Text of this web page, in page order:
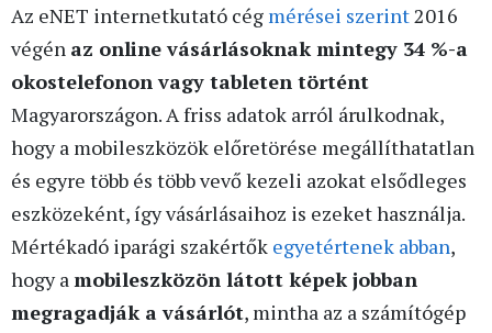
Az eNET internetkutató cég mérései szerint2016
végén az online vásárlásoknak mintegy 34 %-a
okostelefonon vagy tableten történt
Magyarországon. A friss adatok arról árulkodnak,
hogy a mobileszközök előretörése megállíthatatlan
és egyre több és több vevő kezeli azokat elsődleges
eszközeként, így vásárlásaihoz is ezeket használja.
Mértékadó iparági szakértők egyetértenek abban,
hogy amobileszközön látott képek jobban
megragadják a vásárlót, mintha az a számítógép